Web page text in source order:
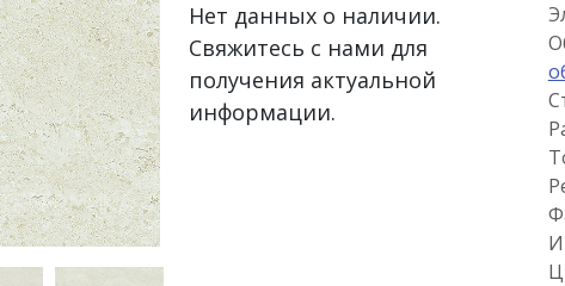
Нет данных о наличии.
Свяжитесь с нами для
получения актуальной
информации.